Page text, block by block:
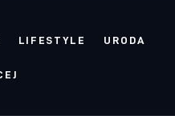
LIFESTYLE URODA